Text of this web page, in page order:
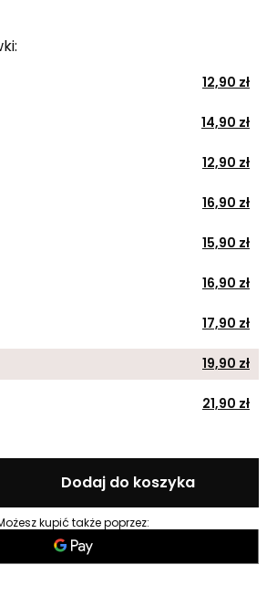
12,90 zł
14,90 zł
12,90 zł
16,90 zł
15,90 zł
16,90 zł
17,90 zł
19,90 zł
21,90 zł
Dodaj do koszyka
kupić także poprzez: